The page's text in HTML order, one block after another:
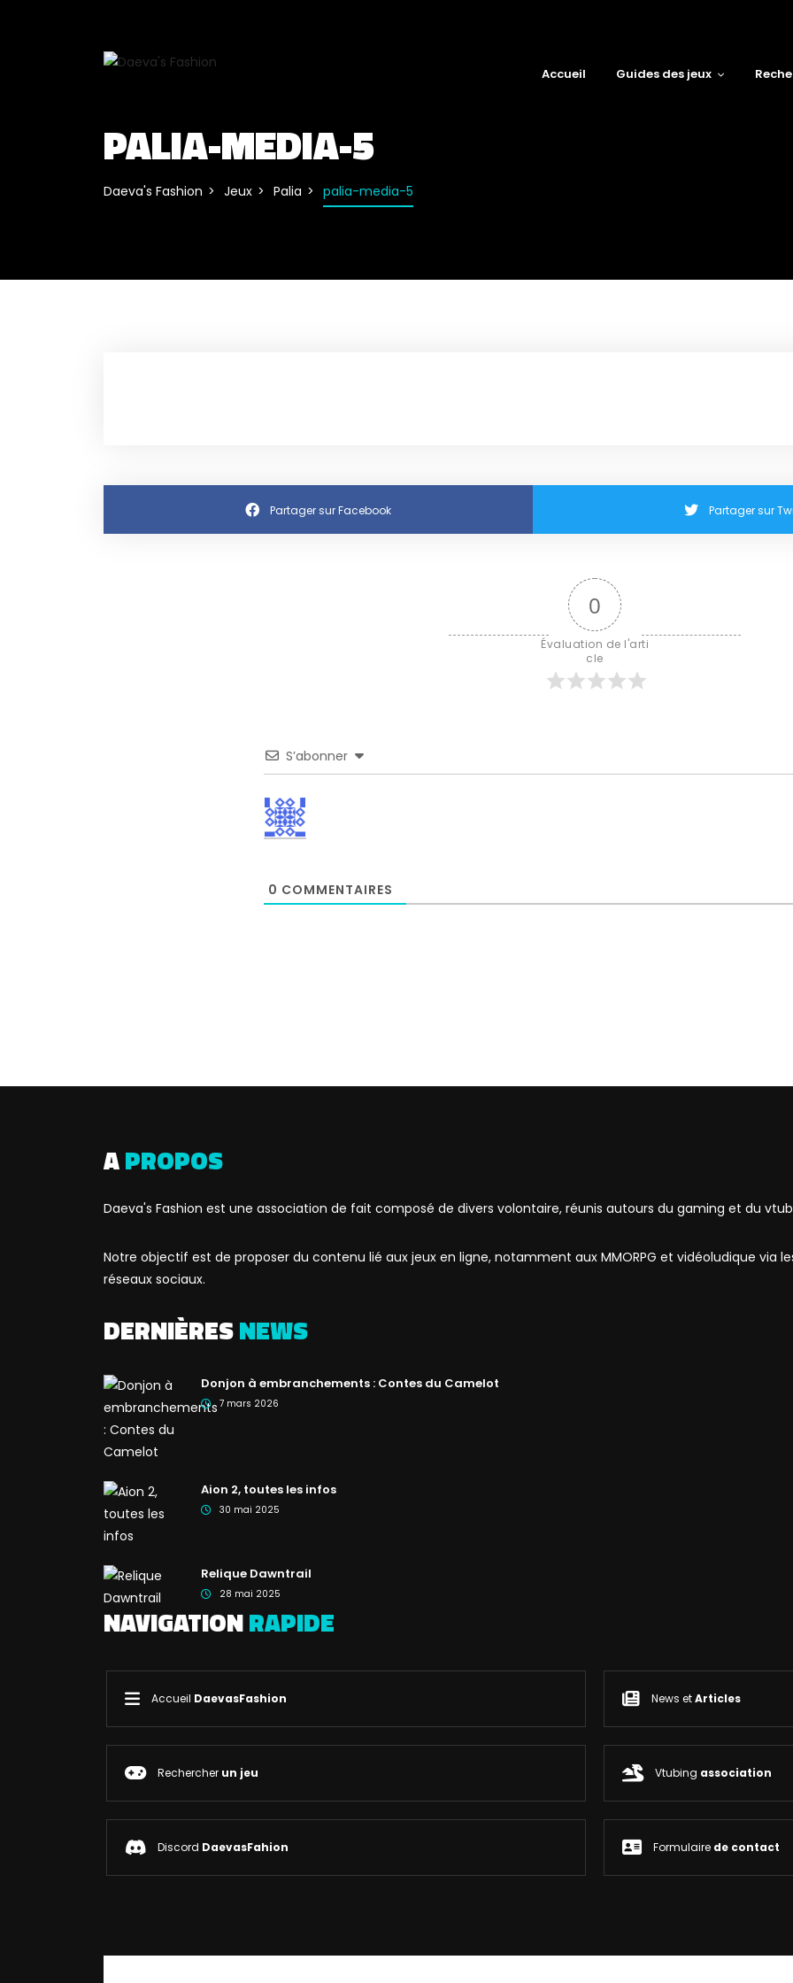
Accueil Guides des jeux
PALIA-MEDIA-5
Daeva's Fashion Jeux Palia palia-media-5
Partager sur Facebook Partager sur
0
Évaluation de l'arti
cle
S’abonner
0 COMMENTAIRES
APROPOS
Daeva's Fashion est une association de fait composé de divers volontaire, réunis autours du gaming et du
Notre objectif est de proposer du contenu lié aux jeux en ligne, notamment aux MMORPG et vidéoludique via
réseaux sociaux.
DERNIÈRESNEWS
Donjon à embranchements : Contes du Camelot
7 mars 2026
Aion 2, toutes les infos
30 mai 2025
Relique Dawntrail
28 mai 2025
NAVIGATIONRAPIDE
Accueil DaevasFashion News etArticles
Rechercher un jeu Vtubing association
Discord DaevasFahion Formulaire de contact